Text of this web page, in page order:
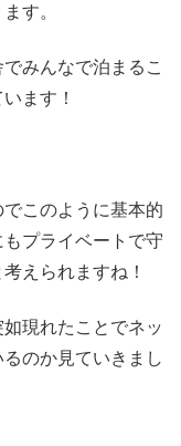
す。
みんなで泊まるこ
ます！
このように基本的
プライベートで守
えられますね！
現れたことでネッ
のか見ていきまし